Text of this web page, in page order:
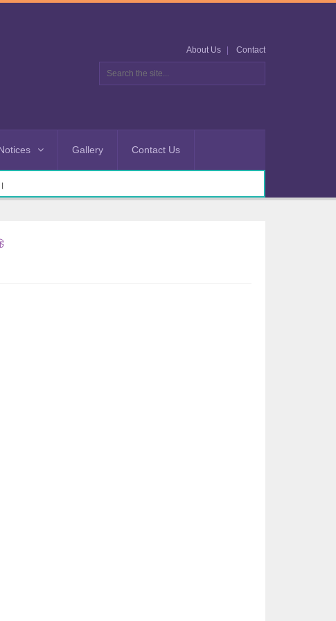
About Us Contact
Gallery Contact Us